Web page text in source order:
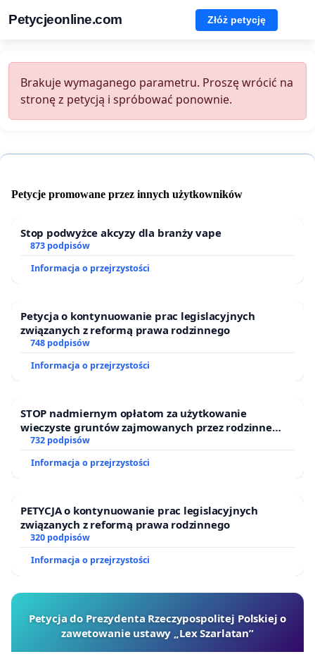
Petycjeonline.com Złóż petycję
Brakuje wymaganego parametru. Proszę wrócić na
stronę z petycją i spróbować ponownie.
Petycje promowane przez innych użytkowników
Stop podwyżce akcyzy dla branży vape
873 podpisów
Informacja o przejrzystości
Petycja o kontynuowanie prac legislacyjnych
związanych z reformą prawa rodzinnego
748 podpisów
Informacja o przejrzystości
STOP nadmiernym opłatom za użytkowanie
wieczyste gruntów zajmowanych przez rodzinne
ogrody działkowe.
732 podpisów
Informacja o przejrzystości
PETYCJA o kontynuowanie prac legislacyjnych
związanych z reformą prawa rodzinnego
320 podpisów
Informacja o przejrzystości
Petycja do Prezydenta Rzeczypospolitej Polskiej o
zawetowanie ustawy „Lex Szarlatan”